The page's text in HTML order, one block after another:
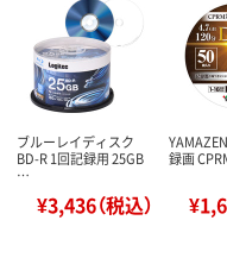
ブルーレイディスク
BD-R 1回記録用 25GB
…
¥3,436（税込）
録画